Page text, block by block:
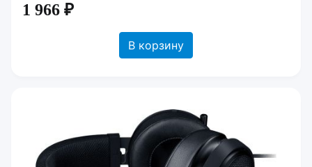
1 966 ₽
В корзину